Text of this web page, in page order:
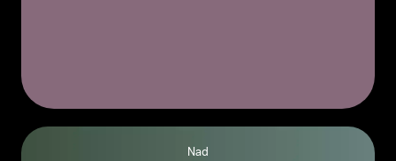
Nad